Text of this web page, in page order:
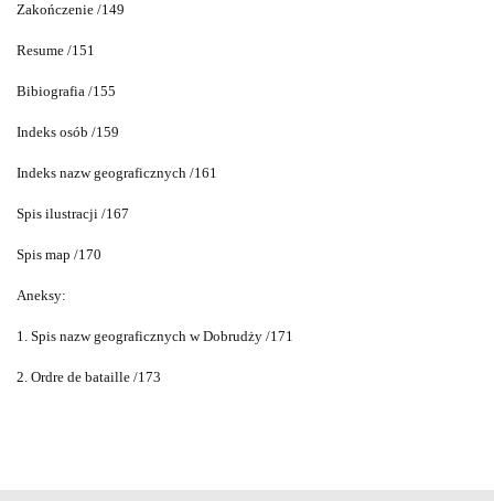
Zakończenie /149
Resume /151
Bibiografia /155
Indeks osób /159
Indeks nazw geograficznych /161
Spis ilustracji /167
Spis map /170
Aneksy:
1. Spis nazw geograficznych w Dobrudży /171
2. Ordre de bataille /173